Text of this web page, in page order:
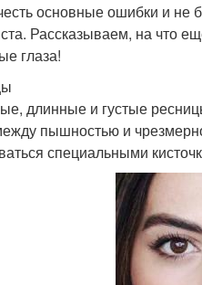
основные ошибки и не
Рассказываем, на что
глаза!
длинные и густые
пышностью и
специальными